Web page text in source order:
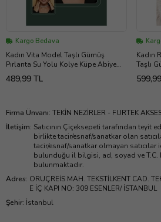
Kargo Bedava
Kadın Vita Model Taşlı Gümüş
Pırlanta Su Yolu Kolye Küpe Abiye
Düğün Nişan Kına Söz Gelin Takı Seti
489,99 TL
Kadın
Taşlı
Düğün
Firma Ünvanı: TEKİN NEZİRLER - FURTEK
İletişim: Satıcının Çiçeksepeti tarafından
birlikte tacir/esnaf/sanatkar olan
tacir/esnaf/sanatkar olmayan satıcılar
bulunduğu il bilgisi, ad, soyad ve T.C.
bulunmaktadır.
Adres: ORUÇREİS MAH. TEKSTİLKENT CAD.
E İÇ KAPI NO: 309 ESENLER/ İSTANBUL
Şehir: İstanbul